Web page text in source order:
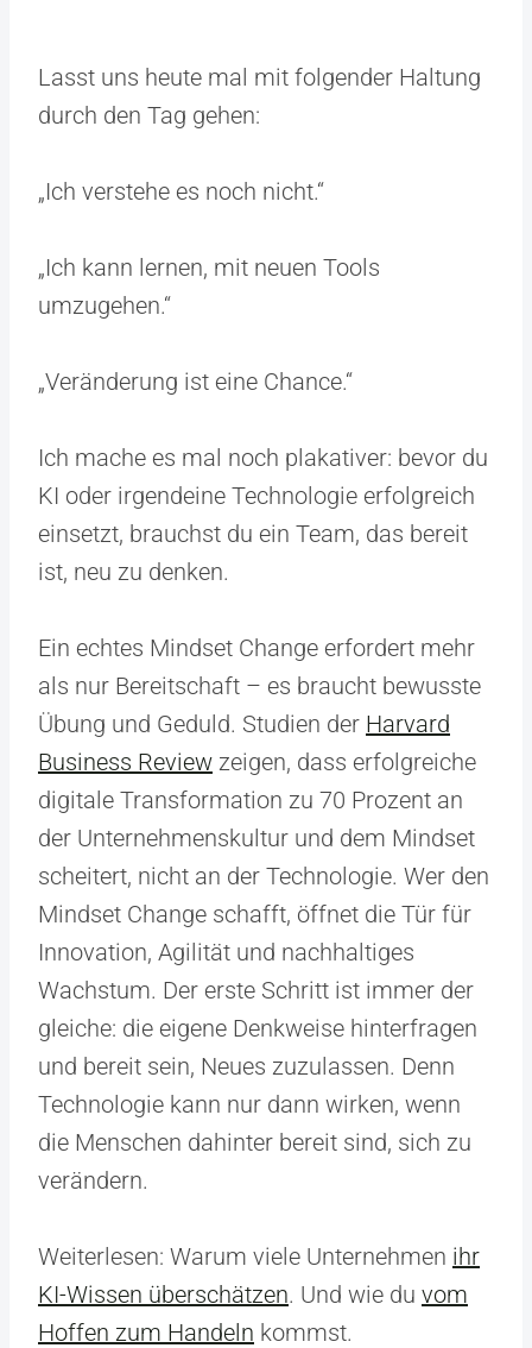
Lasst uns heute mal mit folgender Haltung
durch den Tag gehen:
„Ich verstehe es noch nicht.“
„Ich kann lernen, mit neuen Tools
umzugehen.“
„Veränderung ist eine Chance.“
Ich mache es mal noch plakativer: bevor du
KI oder irgendeine Technologie erfolgreich
einsetzt, brauchst du ein Team, das bereit
ist, neu zu denken.
Ein echtes Mindset Change erfordert mehr
als nur Bereitschaft – es braucht bewusste
Übung und Geduld. Studien der Harvard
Business Review zeigen, dass erfolgreiche
digitale Transformation zu 70 Prozent an
der Unternehmenskultur und dem Mindset
scheitert, nicht an der Technologie. Wer den
Mindset Change schafft, öffnet die Tür für
Innovation, Agilität und nachhaltiges
Wachstum. Der erste Schritt ist immer der
gleiche: die eigene Denkweise hinterfragen
und bereit sein, Neues zuzulassen. Denn
Technologie kann nur dann wirken, wenn
die Menschen dahinter bereit sind, sich zu
verändern.
Weiterlesen: Warum viele Unternehmen ihr
KI-Wissen überschätzen. Und wie du vom
Hoffen zum Handeln kommst.